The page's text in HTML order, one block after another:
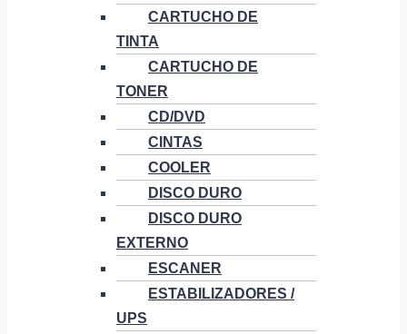
CARTUCHO DE
TINTA
CARTUCHO DE
TONER
CD/DVD
CINTAS
COOLER
DISCO DURO
DISCO DURO
EXTERNO
ESCANER
ESTABILIZADORES /
UPS